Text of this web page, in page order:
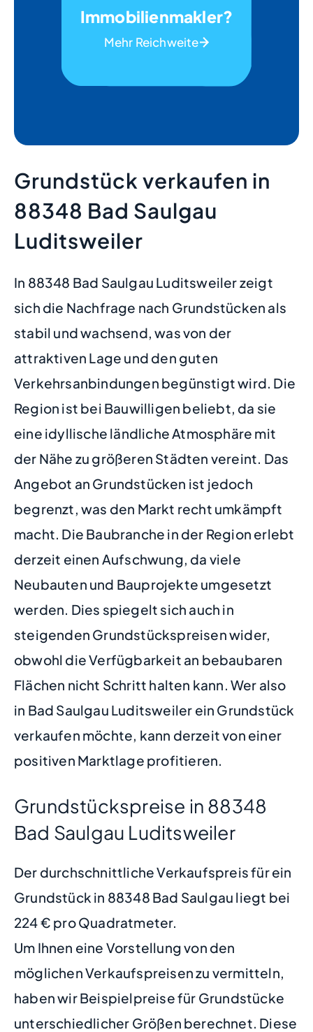
Immobilienmakler?
Mehr Reichweite
Grundstück verkaufen in
88348 Bad Saulgau
Luditsweiler
In 88348 Bad Saulgau Luditsweiler zeigt
sich die Nachfrage nach Grundstücken als
stabil und wachsend, was von der
attraktiven Lage und den guten
Verkehrsanbindungen begünstigt wird. Die
Region ist bei Bauwilligen beliebt, da sie
eine idyllische ländliche Atmosphäre mit
der Nähe zu größeren Städten vereint. Das
Angebot an Grundstücken ist jedoch
begrenzt, was den Markt recht umkämpft
macht. Die Baubranche in der Region erlebt
derzeit einen Aufschwung, da viele
Neubauten und Bauprojekte umgesetzt
werden. Dies spiegelt sich auch in
steigenden Grundstückspreisen wider,
obwohl die Verfügbarkeit an bebaubaren
Flächen nicht Schritt halten kann. Wer also
in Bad Saulgau Luditsweiler ein Grundstück
verkaufen möchte, kann derzeit von einer
positiven Marktlage profitieren.
Grundstückspreise in 88348
Bad Saulgau Luditsweiler
Der durchschnittliche Verkaufspreis für ein
Grundstück in 88348 Bad Saulgau liegt bei
224 € pro Quadratmeter.
Um Ihnen eine Vorstellung von den
möglichen Verkaufspreisen zu vermitteln,
haben wir Beispielpreise für Grundstücke
unterschiedlicher Größen berechnet. Diese